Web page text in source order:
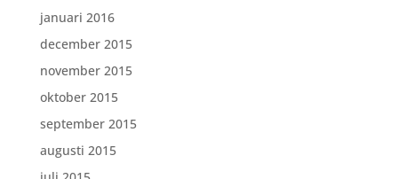
januari 2016
december 2015
november 2015
oktober 2015
september 2015
augusti 2015